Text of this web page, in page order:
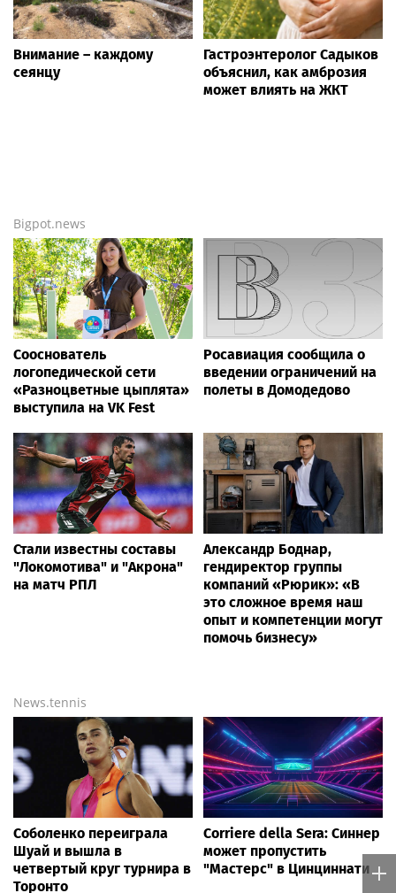
Внимание – каждому
сеянцу
Гастроэнтеролог Садыков
объяснил, как амброзия
может влиять на ЖКТ
Bigpot.news
Сооснователь
логопедической сети
«Разноцветные цыплята»
выступила на VK Fest
Росавиация сообщила о
введении ограничений на
полеты в Домодедово
Стали известны составы
"Локомотива" и "Акрона"
на матч РПЛ
Александр Боднар,
гендиректор группы
компаний «Рюрик»: «В
это сложное время наш
опыт и компетенции могут
помочь бизнесу»
News.tennis
Соболенко переиграла
Шуай и вышла в
четвертый круг турнира в
Торонто
Corriere della Sera: Синнер
может пропустить
"Мастерс" в Цинциннати